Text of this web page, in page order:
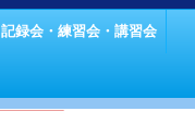
記録会・練習会・講習会